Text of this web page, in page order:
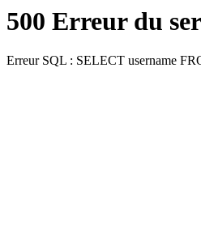
500 Erreur du
Erreur SQL : SELECT username